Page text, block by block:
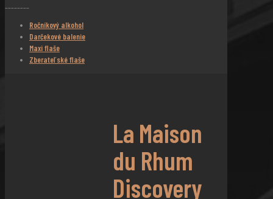
________
Ročníkový alkohol
Darčekové balenie
Maxi flaše
Zberateľské flaše
La Maison
du Rhum
Discovery